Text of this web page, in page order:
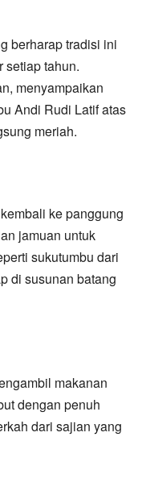
berharap tradisi ini
setiap tahun.
menyampaikan
Andi Rudi Latif atas
meriah.
ke panggung
jamuan untuk
sukutumbu dari
di susunan batang
makanan
dengan penuh
dari sajian yang